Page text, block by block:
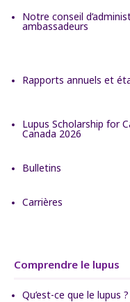
Notre conseil
ambassadeurs
Rapports annuels et
Lupus Scholarship for
Canada 2026
Bulletins
Carrières
Comprendre le lupus
Qu’est-ce que le lupus ?